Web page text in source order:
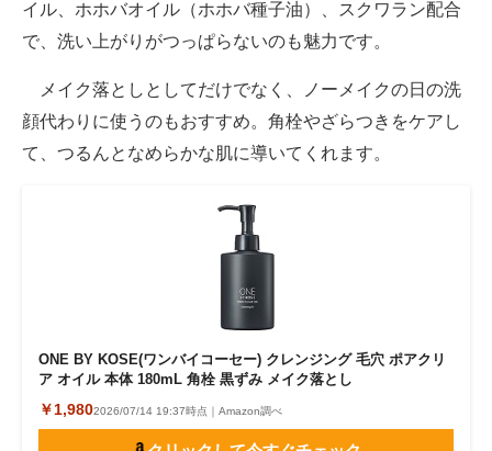
イル、ホホバオイル（ホホバ種子油）、スクワラン配合
で、洗い上がりがつっぱらないのも魅力です。
メイク落としとしてだけでなく、ノーメイクの日の洗
顔代わりに使うのもおすすめ。角栓やざらつきをケアし
て、つるんとなめらかな肌に導いてくれます。
ONE BY KOSE(ワンバイコーセー) クレンジング 毛穴 ポアクリ
ア オイル 本体 180mL 角栓 黒ずみ メイク落とし
￥1,9802026/07/14 19:37時点｜Amazon調べ